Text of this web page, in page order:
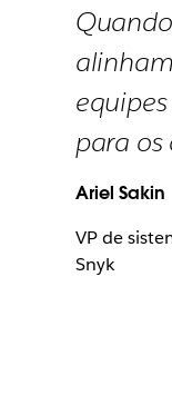
para os
Ariel Sakin
VP de
Snyk